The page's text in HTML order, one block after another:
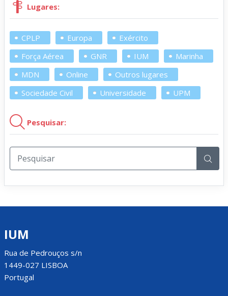
Lugares:
CPLP Europa
Exército
Força Aérea
GNR IUM
Marinha
MDN
Online
Outros lugares
Sociedade Civil
Universidade UPM
Pesquisar:
IUM
Rua de Pedrouços s/n
1449-027 LISBOA
Portugal